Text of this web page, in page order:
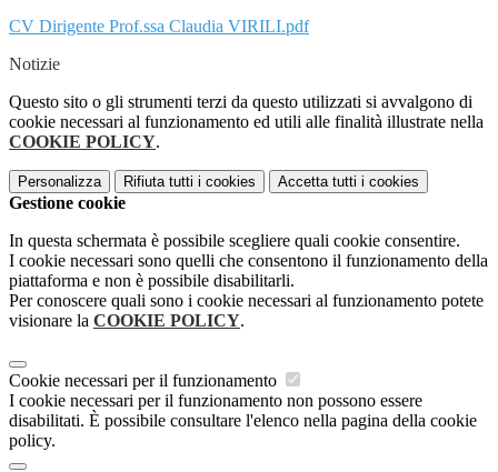
CV Dirigente Prof.ssa Claudia VIRILI.pdf
Notizie
Questo sito o gli strumenti terzi da questo utilizzati si avvalgono di
cookie necessari al funzionamento ed utili alle finalità illustrate nella
COOKIE POLICY.
Personalizza Rifiuta tutti i cookies Accetta tutti i cookies
Gestione cookie
In questa schermata è possibile scegliere quali cookie consentire.
I cookie necessari sono quelli che consentono il funzionamento della
piattaforma e non è possibile disabilitarli.
Per conoscere quali sono i cookie necessari al funzionamento potete
visionare la COOKIE POLICY.
Cookie necessari per il funzionamento
I cookie necessari per il funzionamento non possono essere
disabilitati. È possibile consultare l'elenco nella pagina della cookie
policy.